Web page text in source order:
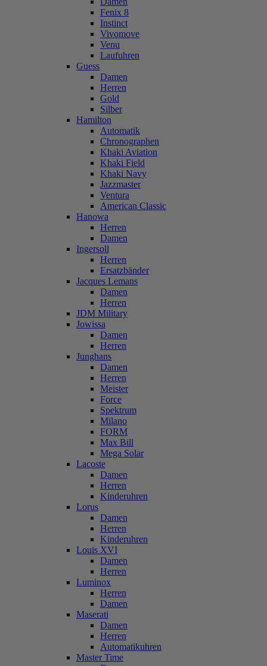
Fenix 8
Instinct
Vivomove
Venu
Laufuhren
Guess
Damen
Herren
Gold
Silber
Hamilton
Automatik
Chronographen
Khaki Aviation
Khaki Field
Khaki Navy
Jazzmaster
Ventura
American Classic
Hanowa
Herren
Damen
Ingersoll
Herren
Ersatzbänder
Jacques Lemans
Damen
Herren
JDM Military
Jowissa
Damen
Herren
Junghans
Damen
Herren
Meister
Force
Spektrum
Milano
FORM
Max Bill
Mega Solar
Lacoste
Damen
Herren
Kinderuhren
Lorus
Damen
Herren
Kinderuhren
Louis XVI
Damen
Herren
Luminox
Herren
Damen
Maserati
Damen
Herren
Automatikuhren
Master Time